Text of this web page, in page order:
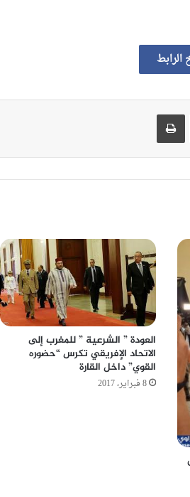
العودة ” الشرعية ” للمغرب إلى
الاتحاد الإفريقي تكرس “حضوره
القوي” داخل القارة
8 فبراير، 2017